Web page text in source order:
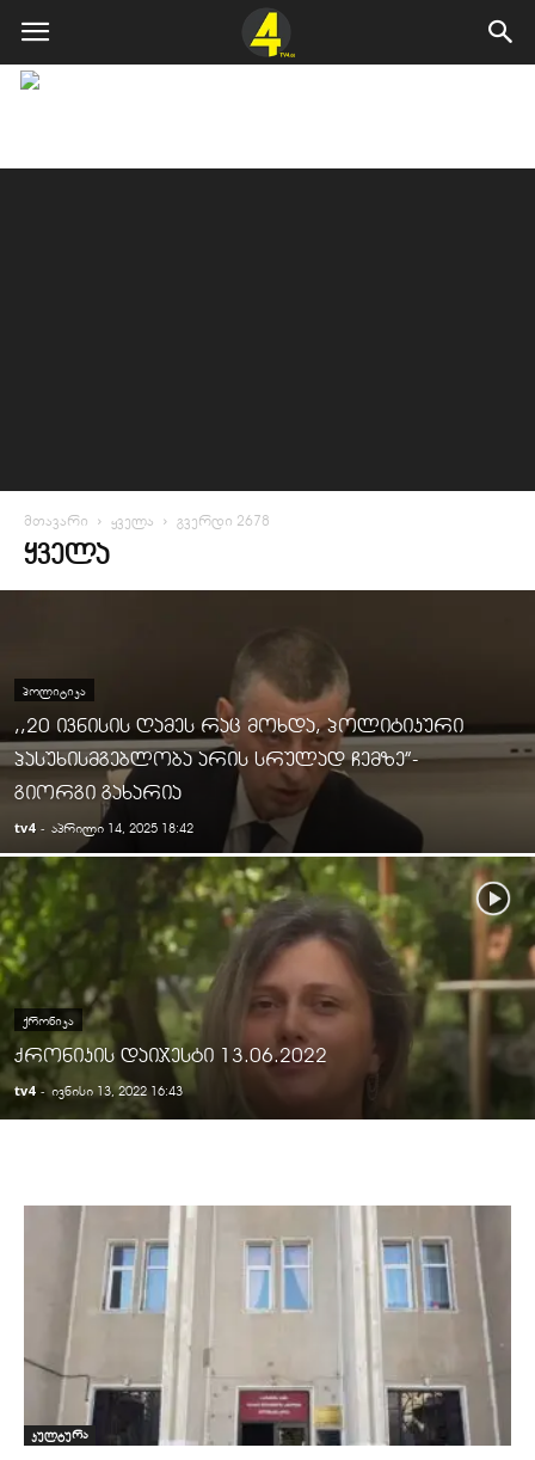
მთავარი ყველა გვერდი 2678
ᲧᲕᲔᲚᲐ
ᲞᲝᲚᲘᲢᲘᲙᲐ
,,20 ივნისის ღამეს რაც მოხდა, პოლიტიკური
პასუხისმგებლობა არის სრულად ჩემზე”-
გიორგი გახარია
tv4 - აპრილი 14, 2025 18:42
ᲥᲠᲝᲜᲘᲙᲐ
ქრონიკის დაიჯესტი 13.06.2022
tv4 - ივნისი 13, 2022 16:43
კულტურა